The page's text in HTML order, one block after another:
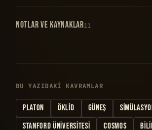
NOTLAR VE KAYNAKLAR11
BU YAZIDAKI KAVRAMLAR
PLATON ÖKLID GÜNEŞ
STANFORD ÜNIVERSITESI
COSMOS